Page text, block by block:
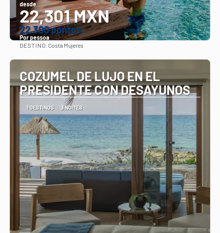
desde
22,301 MXN
22.300 pontos
Por pessoa
DESTINO:Costa Mujeres
COZUMEL DE LUJO EN EL
PRESIDENTE CON DESAYUNOS
1 DESTINOS 3 NOITES